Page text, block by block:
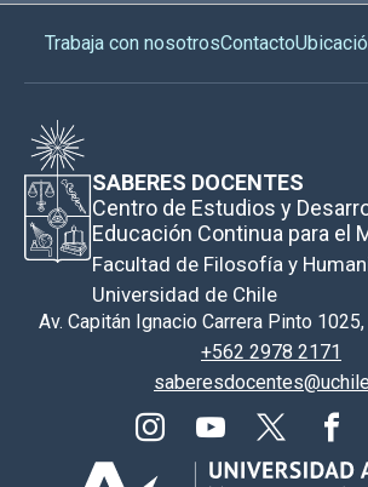
Trabaja con nosotrosContacto
SABERES DOCENTES
Centro de Estudios y
Educación Continua para el
Facultad de Filosofía y
Universidad de Chile
Av. Capitán Ignacio Carrera Pinto
+562 2978 2171